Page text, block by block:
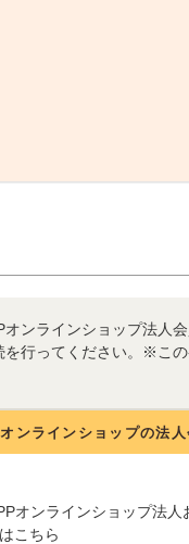
ンラインショップ法人
行ってください。※こ
ンラインショップの法
オンラインショップ法人
こちら